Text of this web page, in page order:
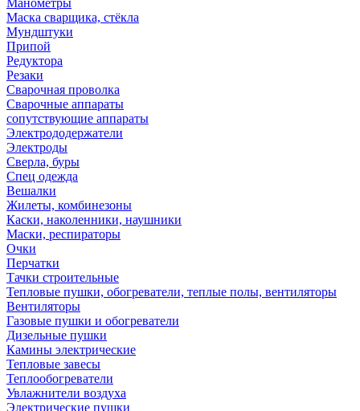
Манометры
Маска сварщика, стёкла
Мундштуки
Припой
Редуктора
Резаки
Сварочная проволка
Сварочные аппараты
сопутствующие аппараты
Электрододержатели
Электроды
Сверла, буры
Спец одежда
Вешалки
Жилеты, комбинезоны
Каски, наколенники, наушники
Маски, респираторы
Очки
Перчатки
Тачки строительные
Тепловые пушки, обогреватели, теплые полы, вентиляторы
Вентиляторы
Газовые пушки и обогреватели
Дизельные пушки
Камины электрические
Тепловые завесы
Теплообогреватели
Увлажнители воздуха
Электрические пушки